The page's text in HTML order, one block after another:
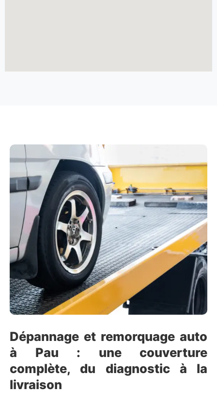
Dépannage et remorquage auto
à Pau : une couverture
complète, du diagnostic à la
livraison